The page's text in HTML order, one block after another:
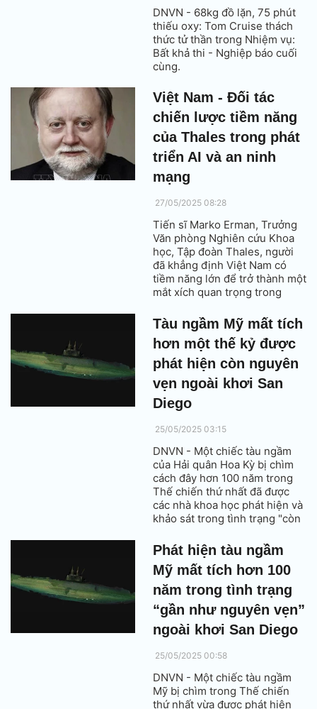
DNVN - 68kg đồ lặn, 75 phút
thiếu oxy: Tom Cruise thách
thức tử thần trong Nhiệm vụ:
Bất khả thi - Nghiệp báo cuối
cùng.
Việt Nam - Đối tác
chiến lược tiềm năng
của Thales trong phát
triển AI và an ninh
mạng
27/05/2025 08:28
Tiến sĩ Marko Erman, Trưởng
Văn phòng Nghiên cứu Khoa
học, Tập đoàn Thales, người
đã khẳng định Việt Nam có
tiềm năng lớn để trở thành một
mắt xích quan trọng trong
toàn cầu, đặc biệt trong lĩnh
vực trí tuệ nhân tạo (AI) ứng
dụng cho quốc phòng và an
ninh mạng.
Tàu ngầm Mỹ mất tích
hơn một thế kỷ được
phát hiện còn nguyên
vẹn ngoài khơi San
Diego
25/05/2025 03:15
DNVN - Một chiếc tàu ngầm
của Hải quân Hoa Kỳ bị chìm
cách đây hơn 100 năm trong
Thế chiến thứ nhất đã được
các nhà khoa học phát hiện và
khảo sát trong tình trạng "còn
ngoài khơi bờ biển San Diego.
Đồng thời, xác một máy bay
huấn luyện của Hải quân Mỹ bị
rơi vào năm 1950 ở gần khu
vực này cũng đã được xác
định.
Phát hiện tàu ngầm
Mỹ mất tích hơn 100
năm trong tình trạng
“gần như nguyên vẹn”
ngoài khơi San Diego
25/05/2025 00:58
DNVN - Một chiếc tàu ngầm
Mỹ bị chìm trong Thế chiến
thứ nhất vừa được phát hiện